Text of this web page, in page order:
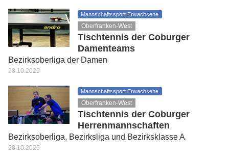
Mannschaftssport Erwachsene
Oberfranken-West
Tischtennis der Coburger
Damenteams
Bezirksoberliga der Damen
28.10.2025
Mannschaftssport Erwachsene
Oberfranken-West
Tischtennis der Coburger
Herrenmannschaften
Bezirksoberliga, Bezirksliga und Bezirksklasse A
28.10.2025